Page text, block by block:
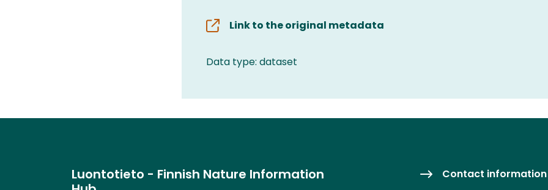
Link to the original metadata
Data type: dataset
Luontotieto - Finnish Nature Information
Contact information